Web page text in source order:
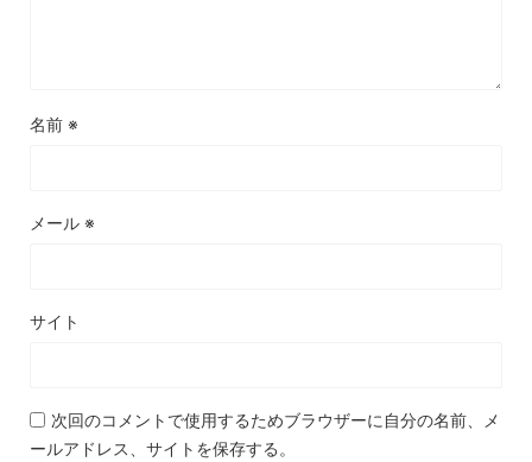
名前 ※
メール ※
サイト
次回のコメントで使用するためブラウザーに自分の名前、メ
ールアドレス、サイトを保存する。